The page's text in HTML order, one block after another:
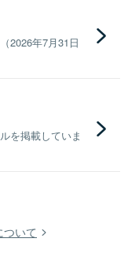
2026年7月31日
を掲載していま
いて